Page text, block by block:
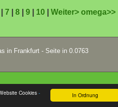
In Ordnung
Cookies -
|7 |8 |9 10 |Weiter>omega>>
in Frankfurt - Seite in 0.0763